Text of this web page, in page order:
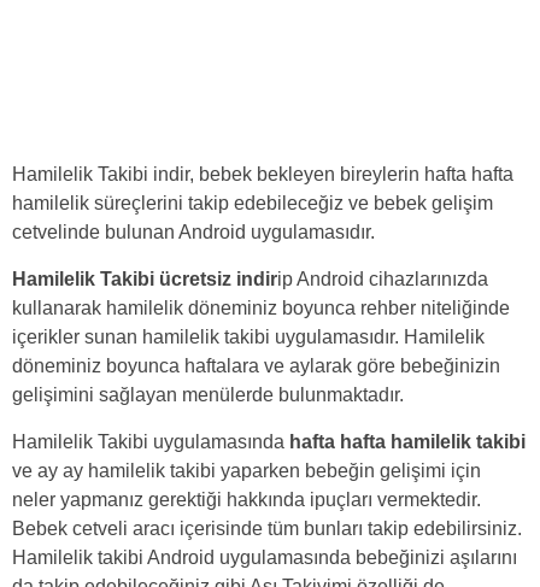
Hamilelik Takibi indir, bebek bekleyen bireylerin hafta hafta
hamilelik süreçlerini takip edebileceğiz ve bebek gelişim
cetvelinde bulunan Android uygulamasıdır.
Hamilelik Takibi ücretsiz indirip Android cihazlarınızda
kullanarak hamilelik döneminiz boyunca rehber niteliğinde
içerikler sunan hamilelik takibi uygulamasıdır. Hamilelik
döneminiz boyunca haftalara ve aylarak göre bebeğinizin
gelişimini sağlayan menülerde bulunmaktadır.
Hamilelik Takibi uygulamasında hafta hafta hamilelik takibi
ve ay ay hamilelik takibi yaparken bebeğin gelişimi için
neler yapmanız gerektiği hakkında ipuçları vermektedir.
Bebek cetveli aracı içerisinde tüm bunları takip edebilirsiniz.
Hamilelik takibi Android uygulamasında bebeğinizi aşılarını